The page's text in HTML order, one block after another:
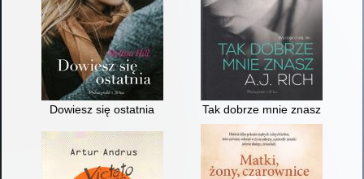
Dowiesz się ostatnia Tak dobrze mnie znasz